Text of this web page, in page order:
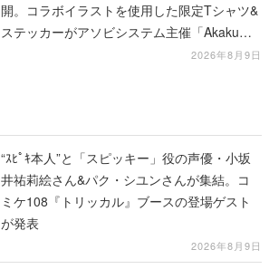
開。コラボイラストを使用した限定Tシャツ&
ステッカーがアソビシステム主催「Akaku
2026年8月9日
“ｽﾋﾟｷ本人”と「スピッキー」役の声優・小坂
井祐莉絵さん&パク・シユンさんが集結。コ
ミケ108『トリッカル』ブースの登場ゲスト
が発表
2026年8月9日